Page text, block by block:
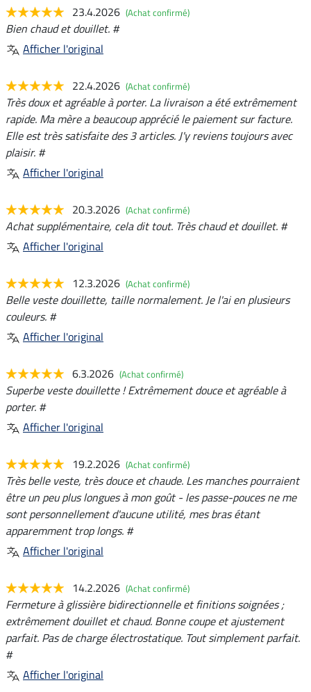
23.4.2026 (Achat confirmé)
Bien chaud et douillet. #
Afficher l'original
22.4.2026 (Achat confirmé)
Très doux et agréable à porter. La livraison a été extrêmement
rapide. Ma mère a beaucoup apprécié le paiement sur facture.
Elle est très satisfaite des 3 articles. J'y reviens toujours avec
plaisir. #
Afficher l'original
20.3.2026 (Achat confirmé)
Achat supplémentaire, cela dit tout. Très chaud et douillet. #
Afficher l'original
12.3.2026 (Achat confirmé)
Belle veste douillette, taille normalement. Je l'ai en plusieurs
couleurs. #
Afficher l'original
6.3.2026 (Achat confirmé)
Superbe veste douillette ! Extrêmement douce et agréable à
porter. #
Afficher l'original
19.2.2026 (Achat confirmé)
Très belle veste, très douce et chaude. Les manches pourraient
être un peu plus longues à mon goût - les passe-pouces ne me
sont personnellement d'aucune utilité, mes bras étant
apparemment trop longs. #
Afficher l'original
14.2.2026 (Achat confirmé)
Fermeture à glissière bidirectionnelle et finitions soignées ;
extrêmement douillet et chaud. Bonne coupe et ajustement
parfait. Pas de charge électrostatique. Tout simplement parfait.
#
Afficher l'original